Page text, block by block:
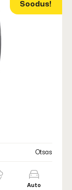
Soodus!
Otsas
Auto